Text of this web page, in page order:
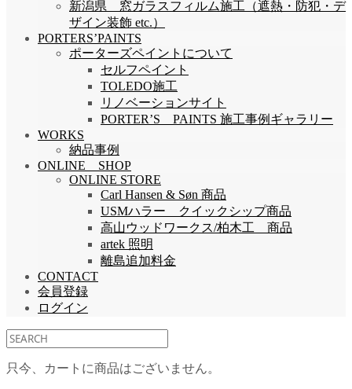
新潟県 窓ガラスフィルム施工（遮熱・防犯・デ
ザイン装飾 etc.）
PORTERS’PAINTS
ポーターズペイントについて
セルフペイント
TOLEDO施工
リノベーションサイト
PORTER’S PAINTS 施工事例ギャラリー
WORKS
納品事例
ONLINE SHOP
ONLINE STORE
Carl Hansen & Søn 商品
USMハラー クイックシップ商品
高山ウッドワークス/柏木工 商品
artek 照明
離島追加料金
CONTACT
会員登録
ログイン
只今、カートに商品はございません。